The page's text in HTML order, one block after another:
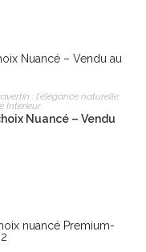
: l'élégance naturelle
Intérieur
Nuancé – Vendu